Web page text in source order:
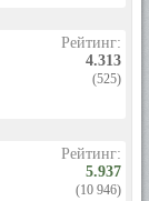
Рейтинг:
4.313
(525)
Рейтинг:
5.937
(10 946)